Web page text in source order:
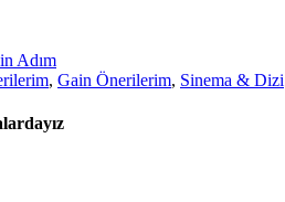
Adım
, Gain Önerilerim, Sinema & Dizi